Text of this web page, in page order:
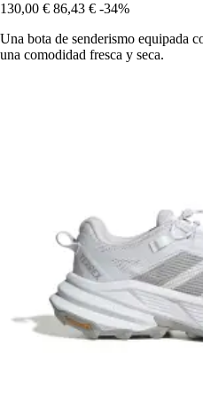
130,00 € 86,43 € -34%
Una bota de senderismo equipada
una comodidad fresca y seca.